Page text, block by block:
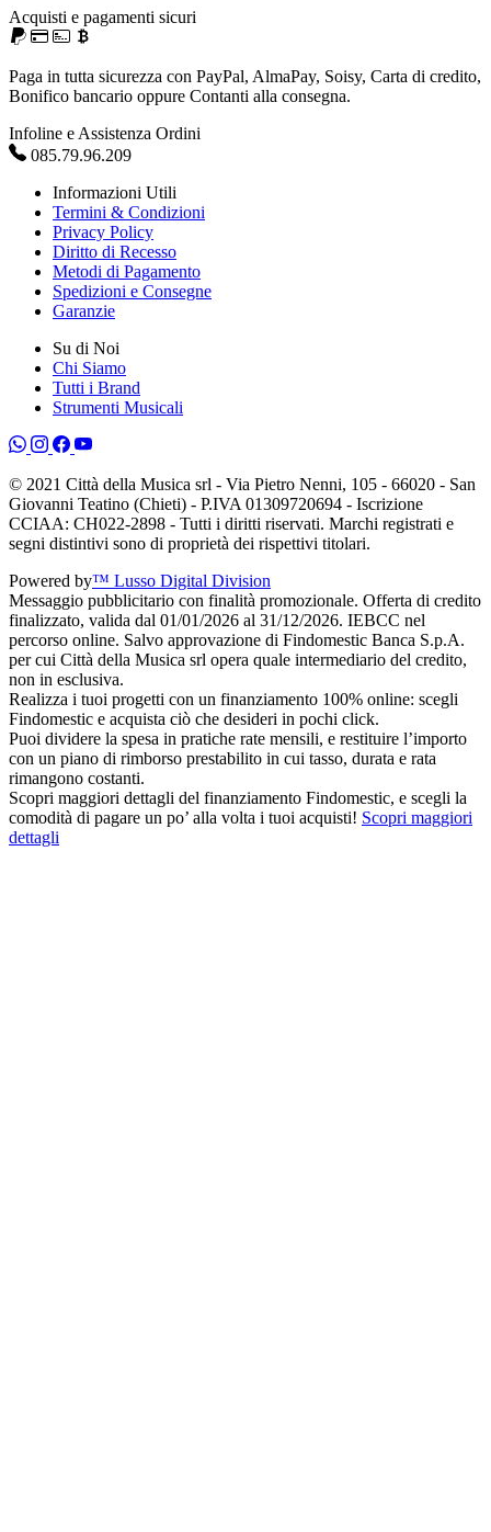
Acquisti e pagamenti sicuri
Paga in tutta sicurezza con PayPal, AlmaPay, Soisy, Carta di credito,
Bonifico bancario oppure Contanti alla consegna.
Infoline e Assistenza Ordini
085.79.96.209
Informazioni Utili
Termini & Condizioni
Privacy Policy
Diritto di Recesso
Metodi di Pagamento
Spedizioni e Consegne
Garanzie
Su di Noi
Chi Siamo
Tutti i Brand
Strumenti Musicali
© 2021 Città della Musica srl - Via Pietro Nenni, 105 - 66020 - San
Giovanni Teatino (Chieti) - P.IVA 01309720694 - Iscrizione
CCIAA: CH022-2898 - Tutti i diritti riservati. Marchi registrati e
segni distintivi sono di proprietà dei rispettivi titolari.
Powered by™ Lusso Digital Division
Messaggio pubblicitario con finalità promozionale. Offerta di credito
finalizzato, valida dal 01/01/2026 al 31/12/2026. IEBCC nel
percorso online. Salvo approvazione di Findomestic Banca S.p.A.
per cui Città della Musica srl opera quale intermediario del credito,
non in esclusiva.
Realizza i tuoi progetti con un finanziamento 100% online: scegli
Findomestic e acquista ciò che desideri in pochi click.
Puoi dividere la spesa in pratiche rate mensili, e restituire l’importo
con un piano di rimborso prestabilito in cui tasso, durata e rata
rimangono costanti.
Scopri maggiori dettagli del finanziamento Findomestic, e scegli la
comodità di pagare un po’ alla volta i tuoi acquisti! Scopri maggiori
dettagli